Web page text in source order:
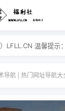
温馨提示：
导航 | 热门网址导航大